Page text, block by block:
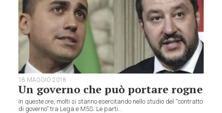
18 MAGGIO 2018
Un governo che può portare rogne
In queste ore, molti si stanno esercitando nello studio del “contratto
di governo” tra Lega e M5S. Le parti...